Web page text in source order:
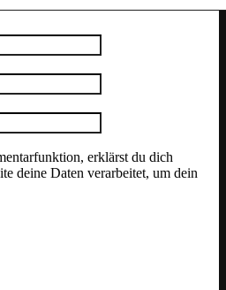
erklärst du dich
deine Daten verarbeitet, um dein